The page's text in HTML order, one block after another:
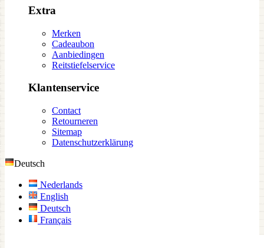
Extra
Merken
Cadeaubon
Aanbiedingen
Reitstiefelservice
Klantenservice
Contact
Retourneren
Sitemap
Datenschutzerklärung
Deutsch
Nederlands
English
Deutsch
Français